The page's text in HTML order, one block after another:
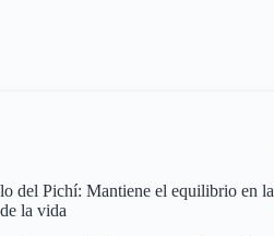
del Pichí: Mantiene el equilibrio en la
la vida